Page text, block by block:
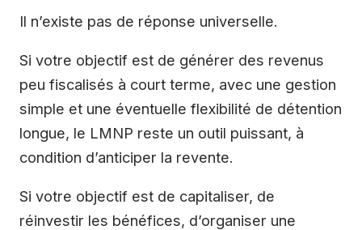
Il n’existe pas de réponse universelle.
Si votre objectif est de générer des revenus
peu fiscalisés à court terme, avec une gestion
simple et une éventuelle flexibilité de détention
longue, le LMNP reste un outil puissant, à
condition d’anticiper la revente.
Si votre objectif est de capitaliser, de
réinvestir les bénéfices, d’organiser une